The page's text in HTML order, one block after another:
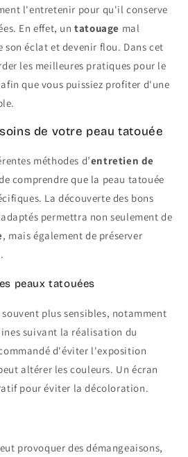
l'entretenir pour qu'il conserve
En effet, untatouage mal
son éclat et devenir flou. Dans cet
les meilleures pratiques pour le
que vous puissiez profiter d'une
de votre peau tatouée
méthodes d’entretien de
comprendre que la peau tatouée
La découverte des bons
permettra non seulement de
, mais également de préserver
peaux tatouées
plus sensibles, notamment
suivant la réalisation du
d'éviter l'exposition
altérer les couleurs. Un écran
pour éviter la décoloration.
provoquer des démangeaisons,